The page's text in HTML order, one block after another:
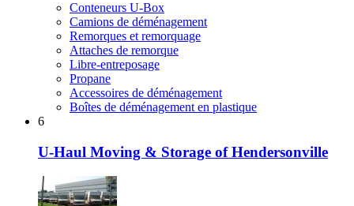
Conteneurs U-Box
Camions de déménagement
Remorques et remorquage
Attaches de remorque
Libre-entreposage
Propane
Accessoires de déménagement
Boîtes de déménagement en plastique
6
U-Haul Moving & Storage of Hendersonville